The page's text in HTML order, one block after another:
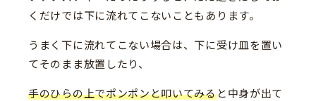
くだけでは下に流れてこないこともあります。
うまく下に流れてこない場合は、下に受け皿を置い
てそのまま放置したり、
手のひらの上でポンポンと叩いてみると中身が出て